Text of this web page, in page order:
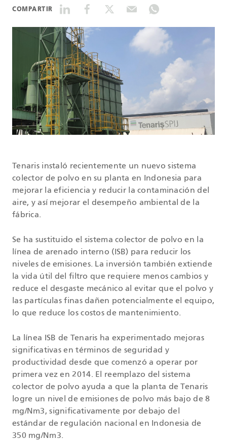
COMPARTIR
Tenaris instaló recientemente un nuevo sistema
colector de polvo en su planta en Indonesia para
mejorar la eficiencia y reducir la contaminación del
aire, y así mejorar el desempeño ambiental de la
fábrica.
Se ha sustituido el sistema colector de polvo en la
línea de arenado interno (ISB) para reducir los
niveles de emisiones. La inversión también extiende
la vida útil del filtro que requiere menos cambios y
reduce el desgaste mecánico al evitar que el polvo y
las partículas finas dañen potencialmente el equipo,
lo que reduce los costos de mantenimiento.
La línea ISB de Tenaris ha experimentado mejoras
significativas en términos de seguridad y
productividad desde que comenzó a operar por
primera vez en 2014. El reemplazo del sistema
colector de polvo ayuda a que la planta de Tenaris
logre un nivel de emisiones de polvo más bajo de 8
mg/Nm3, significativamente por debajo del
estándar de regulación nacional en Indonesia de
350 mg/Nm3.